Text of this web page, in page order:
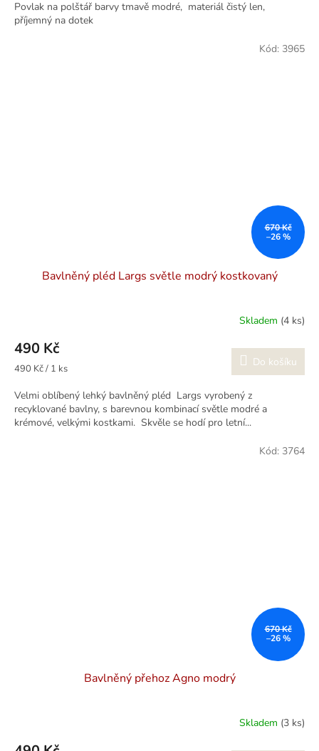
Povlak na polštář barvy tmavě modré, materiál čistý len,
příjemný na dotek
670 Kč
–26 %
Bavlněný pléd Largs světle modrý kostkovaný
Skladem (4 ks)
490 Kč
Měrná
490 Kč / 1 ks Do košíku
Velmi oblíbený lehký bavlněný pléd Largs vyrobený z
recyklované bavlny, s barevnou kombinací světle modré a
krémové, velkými kostkami. Skvěle se hodí pro letní...
Kód: 3965
670 Kč
–26 %
Bavlněný přehoz Agno modrý
Skladem (3 ks)
Kód: 3764